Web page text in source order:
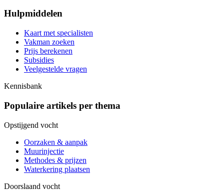
Hulpmiddelen
Kaart met specialisten
Vakman zoeken
Prijs berekenen
Subsidies
Veelgestelde vragen
Kennisbank
Populaire artikels per thema
Opstijgend vocht
Oorzaken & aanpak
Muurinjectie
Methodes & prijzen
Waterkering plaatsen
Doorslaand vocht